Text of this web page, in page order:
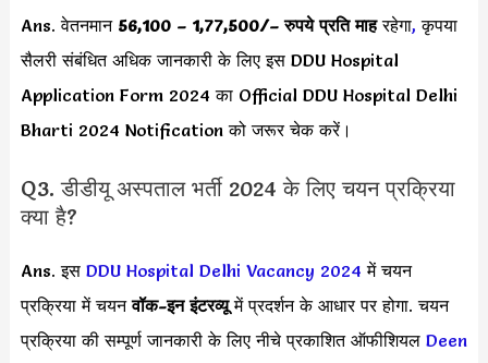
Ans. वेतनमान56,100 – 1,77,500/– रुपये प्रति माहरहेगा, कृपया
सैलरी संबंधित अधिक जानकारी के लिए इस DDU Hospital
Application Form 2024 का Official DDU Hospital Delhi
Bharti 2024 Notification को जरूर चेक करें।
Q3. डीडीयू अस्पताल भर्ती 2024 के लिए चयन प्रक्रिया
क्या है?
Ans. इस DDU Hospital Delhi Vacancy 2024में चयन
प्रक्रिया में चयनवॉक-इन इंटरव्यूमें प्रदर्शन के आधार पर होगा. चयन
प्रक्रिया की सम्पूर्ण जानकारी के लिए नीचे प्रकाशित ऑफीशियल Deen